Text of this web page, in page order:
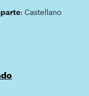
: Castellano